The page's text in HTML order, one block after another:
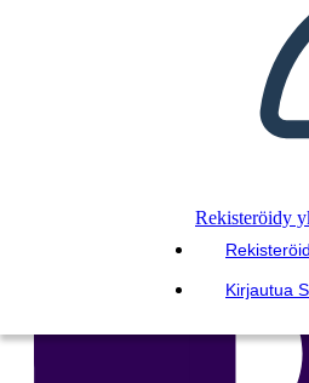
Rekisteröidy
Kirjautua
TOISTA
LUE